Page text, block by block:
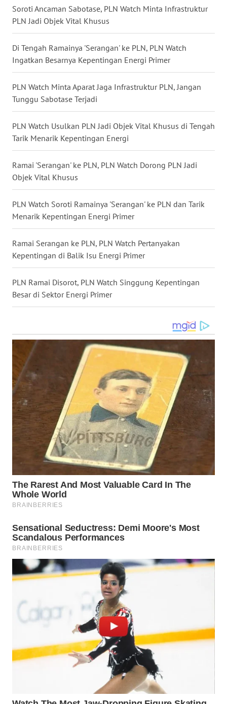
Soroti Ancaman Sabotase, PLN Watch Minta Infrastruktur
PLN Jadi Objek Vital Khusus
Di Tengah Ramainya 'Serangan' ke PLN, PLN Watch
Ingatkan Besarnya Kepentingan Energi Primer
PLN Watch Minta Aparat Jaga Infrastruktur PLN, Jangan
Tunggu Sabotase Terjadi
PLN Watch Usulkan PLN Jadi Objek Vital Khusus di Tengah
Tarik Menarik Kepentingan Energi
Ramai 'Serangan' ke PLN, PLN Watch Dorong PLN Jadi
Objek Vital Khusus
PLN Watch Soroti Ramainya 'Serangan' ke PLN dan Tarik
Menarik Kepentingan Energi Primer
Ramai Serangan ke PLN, PLN Watch Pertanyakan
Kepentingan di Balik Isu Energi Primer
PLN Ramai Disorot, PLN Watch Singgung Kepentingan
Besar di Sektor Energi Primer
WN
NUSANTARA
WN
JOGJA
WN
WN
WN
KALBAR
WN
KALTENG
WN
KALTARA
WN
KALSEL
KALTIM
WN
SULSEL
GORONTALO
WN
SULUT
WN
MALUKU
WN
DAIRI
TOBA
NIAS